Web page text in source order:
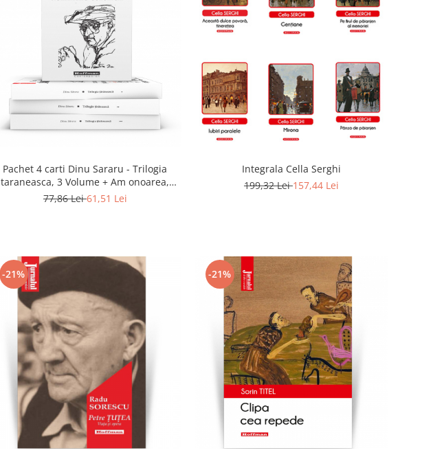
Pachet 4 carti Dinu Sararu - Trilogia
taraneasca, 3 Volume + Am onoarea,
domnule colonel!
77,86 Lei61,51 Lei
Integrala Cella Serghi
199,32 Lei157,44 Lei
-21% -21%